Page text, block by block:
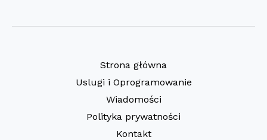
Strona główna
Uslugi i Oprogramowanie
Wiadomości
Polityka prywatności
Kontakt